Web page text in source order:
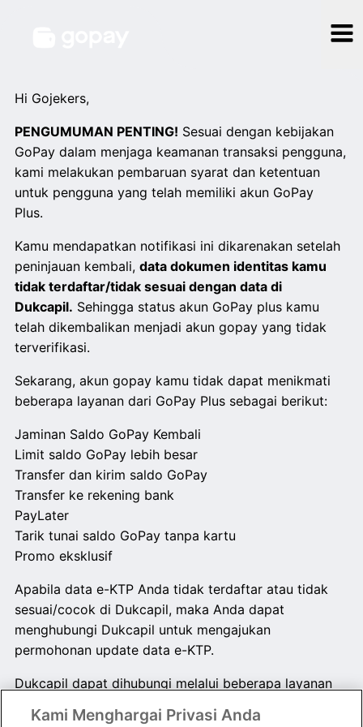
Hi Gojekers,
PENGUMUMAN PENTING! Sesuai dengan kebijakan
GoPay dalam menjaga keamanan transaksi pengguna,
kami melakukan pembaruan syarat dan ketentuan
untuk pengguna yang telah memiliki akun GoPay
Plus.
Kamu mendapatkan notifikasi ini dikarenakan setelah
peninjauan kembali, data dokumen identitas kamu
tidak terdaftar/tidak sesuai dengan data di
Dukcapil. Sehingga status akun GoPay plus kamu
telah dikembalikan menjadi akun gopay yang tidak
terverifikasi.
Sekarang, akun gopay kamu tidak dapat menikmati
beberapa layanan dari GoPay Plus sebagai berikut:
Jaminan Saldo GoPay Kembali
Limit saldo GoPay lebih besar
Transfer dan kirim saldo GoPay
Transfer ke rekening bank
PayLater
Tarik tunai saldo GoPay tanpa kartu
Promo eksklusif
Apabila data e-KTP Anda tidak terdaftar atau tidak
sesuai/cocok di Dukcapil, maka Anda dapat
menghubungi Dukcapil untuk mengajukan
permohonan update data e-KTP.
Dukcapil dapat dihubungi melalui beberapa layanan
Kami Menghargai Privasi Anda